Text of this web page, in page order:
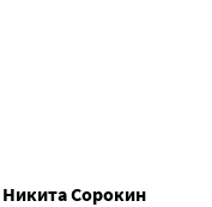
Никита Сорокин